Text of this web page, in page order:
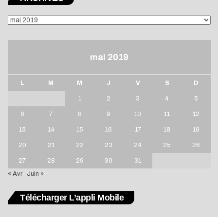
ARCHIVES
mai 2019
L M M J V S D
1 2 3 4 5
6 7 8 9 10 11 12
13 14 15 16 17 18 19
20 21 22 23 24 25 26
27 28 29 30
31
« Avr
Juin »
Télécharger L’appli Mobile